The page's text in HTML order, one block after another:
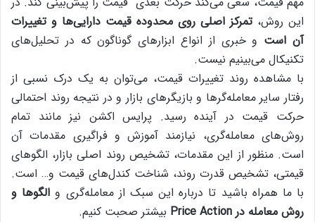
این روش،تمرکز اصلی روی محدوده‌ قیمت دارایی‌ها و تغییرات
آن است و خبری از انواع ابزارهای گوناگون که در تحلیل‌های
تکنیکال می‌بینیم نیست.
با مشاهده‌ روند تغییرات قیمت، می‌توان به یک درک نسبی از
رفتار سایر معامله‌گرها و بازیگرهای بازار و در نتیجه روند احتمالی
حرکت قیمت در آینده رسید. پرایس اکشن نیز مانند تمام
روش‌های معامله‌گری، نیازمند آموزش و فراگیری مقدمات آن
است. منظور از این مقدمات، تشخیص روند اصلی بازار، الگوهای
قیمتی، تشخیص قدرت روند، شناخت کندل‌های قیمت و… است.
با ما همراه باشید تا درباره‌ این سبک از معامله‌گری و الگوها و
روش معامله در Price Action
بیشتر صحبت کنیم.